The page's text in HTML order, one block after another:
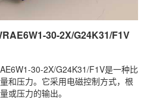
30-2X/G24K31/F1V
30-2X/G24K31/F1V是一种比
和压力。它采用电磁控制方式，根
或压力的输出。